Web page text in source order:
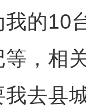
我的10
等，相
我去县